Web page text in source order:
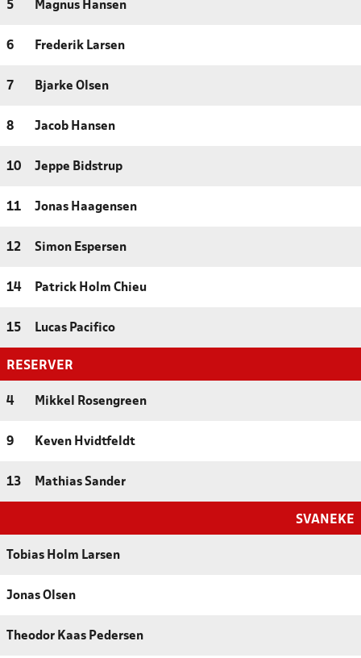
5 Magnus Hansen
6 Frederik Larsen
7 Bjarke Olsen
8 Jacob Hansen
10 Jeppe Bidstrup
11 Jonas Haagensen
12 Simon Espersen
14 Patrick Holm Chieu
15 Lucas Pacifico
RESERVER
4 Mikkel Rosengreen
9 Keven Hvidtfeldt
13 Mathias Sander
SVANEKE
Tobias Holm Larsen
Jonas Olsen
Theodor Kaas Pedersen